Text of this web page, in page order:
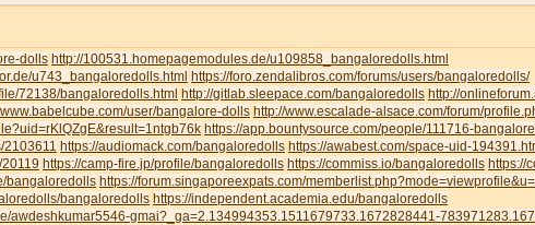
dolls http://100531.homepagemodules.de/u109858_bangaloredolls.html
u743_bangaloredolls.html https://foro.zendalibros.com/forums/users/bangaloredolls/
72138/bangaloredolls.html http://gitlab.sleepace.com/bangaloredolls http://
www.babelcube.com/user/bangalore-dolls http://www.escalade-alsace.com/forum/
https://app.bountysource.com/people/111716-
2103611 https://audiomack.com/bangaloredolls https://awabest.com/space-uid-
https://camp-fire.jp/profile/bangaloredolls https://commiss.io/bangaloredolls https://
bangaloredolls https://forum.singaporeexpats.com/
bangaloredolls https://independent.academia.edu/bangaloredolls
awdeshkumar5546-gmai?_ga=2.134994353.1511679733.1672828441-